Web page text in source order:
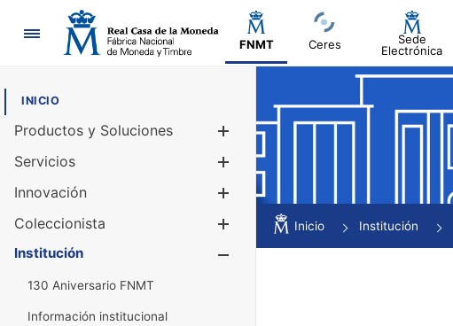
Navegación
FNMT Ceres
Sede
Electrónica
INICIO
Productos y Soluciones
Mostrar/Ocultar
Servicios
Innovación
Coleccionista
Mostrar/Ocultar
Institución
130 Aniversario FNMT
Información institucional
Inicio Institución